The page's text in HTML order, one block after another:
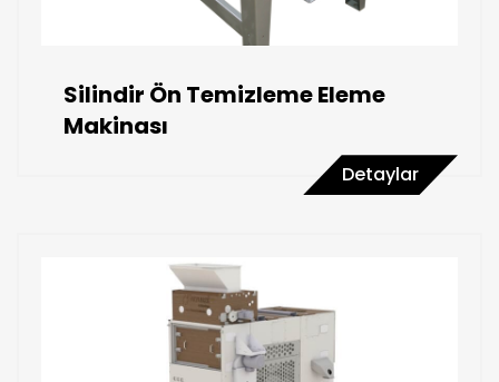
Silindir Ön Temizleme Eleme
Makinası
Detaylar